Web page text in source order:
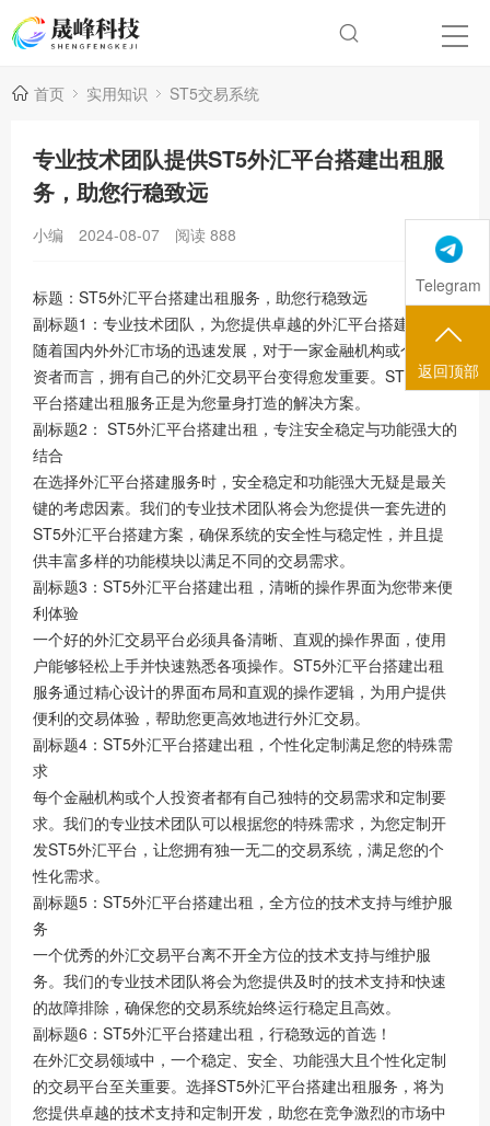
首页 实用知识 ST5交易系统
专业技术团队提供ST5外汇平台搭建出租服
务，助您行稳致远
小编 2024-08-07 阅读 888
标题：ST5外汇平台搭建出租服务，助您行稳致远
副标题1：专业技术团队，为您提供卓越的外汇平台搭建服务
随着国内外外汇市场的迅速发展，对于一家金融机构或个人投
资者而言，拥有自己的外汇交易平台变得愈发重要。ST5外汇
平台搭建出租服务正是为您量身打造的解决方案。
副标题2： ST5外汇平台搭建出租，专注安全稳定与功能强大的
结合
在选择外汇平台搭建服务时，安全稳定和功能强大无疑是最关
键的考虑因素。我们的专业技术团队将会为您提供一套先进的
ST5外汇平台搭建方案，确保系统的安全性与稳定性，并且提
供丰富多样的功能模块以满足不同的交易需求。
副标题3：ST5外汇平台搭建出租，清晰的操作界面为您带来便
利体验
一个好的外汇交易平台必须具备清晰、直观的操作界面，使用
户能够轻松上手并快速熟悉各项操作。ST5外汇平台搭建出租
服务通过精心设计的界面布局和直观的操作逻辑，为用户提供
便利的交易体验，帮助您更高效地进行外汇交易。
副标题4：ST5外汇平台搭建出租，个性化定制满足您的特殊需
求
每个金融机构或个人投资者都有自己独特的交易需求和定制要
求。我们的专业技术团队可以根据您的特殊需求，为您定制开
发ST5外汇平台，让您拥有独一无二的交易系统，满足您的个
性化需求。
副标题5：ST5外汇平台搭建出租，全方位的技术支持与维护服
务
一个优秀的外汇交易平台离不开全方位的技术支持与维护服
务。我们的专业技术团队将会为您提供及时的技术支持和快速
的故障排除，确保您的交易系统始终运行稳定且高效。
副标题6：ST5外汇平台搭建出租，行稳致远的首选！
在外汇交易领域中，一个稳定、安全、功能强大且个性化定制
的交易平台至关重要。选择ST5外汇平台搭建出租服务，将为
您提供卓越的技术支持和定制开发，助您在竞争激烈的市场中
Telegram
返回顶部